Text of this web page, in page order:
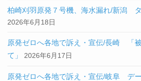
柏崎刈羽原発７号機、海水漏れ/新潟
2026年6月18日
原発ゼロへ各地で訴え・宣伝/長崎 「
て」
2026年6月17日
原発ゼロへ各地で訴え・宣伝/岐阜 デ